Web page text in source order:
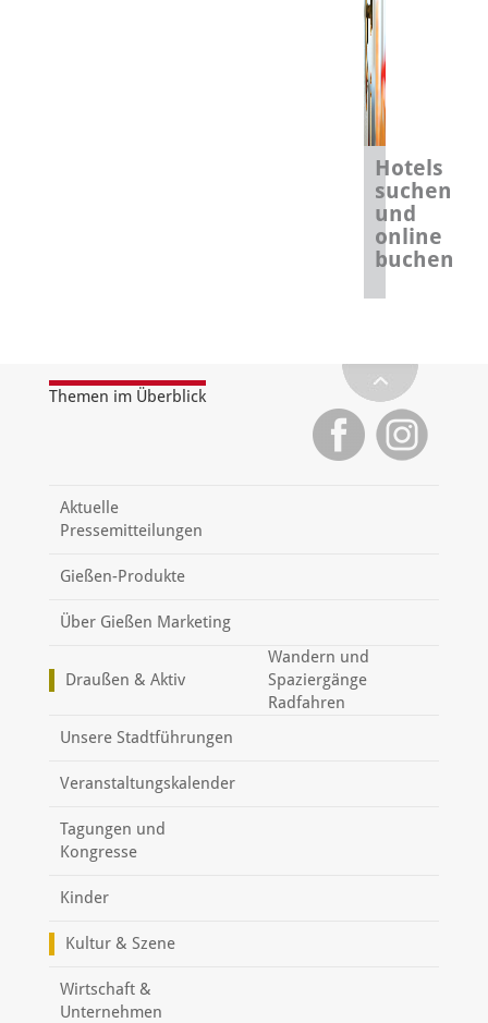
Hotels
suchen
und
online
buchen
Themen im Überblick
Aktuelle
Pressemitteilungen
Gießen-Produkte
Über Gießen Marketing
Draußen & Aktiv
Wandern und
Spaziergänge
Radfahren
Unsere Stadtführungen
Veranstaltungskalender
Tagungen und
Kongresse
Kinder
Kultur & Szene
Wirtschaft &
Unternehmen